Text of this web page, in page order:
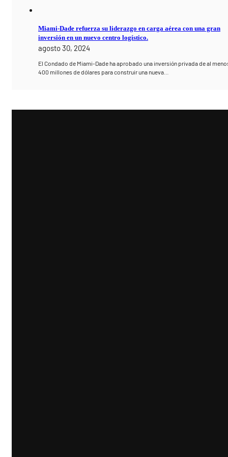
Miami-Dade refuerza su liderazgo en carga aérea con una gran
inversión en un nuevo centro logístico.
agosto 30, 2024
El Condado de Miami-Dade ha aprobado una inversión privada de al
400 millones de dólares para construir una nueva…